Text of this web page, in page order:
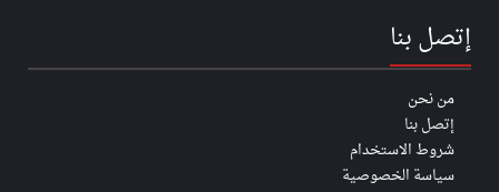
إتصل بنا
من نحن
إتصل بنا
شروط الاستخدام
سياسة الخصوصية